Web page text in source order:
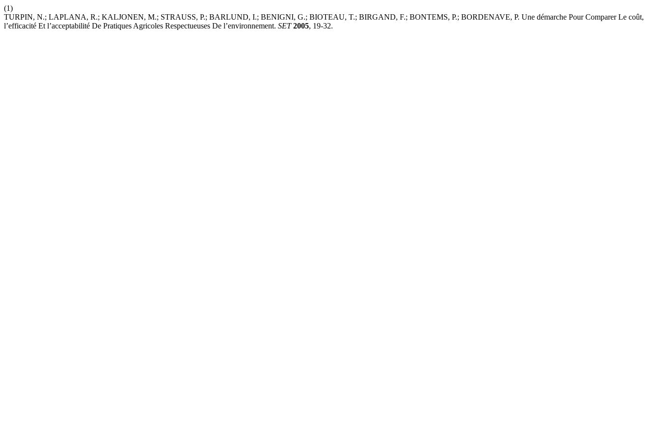
(1)
TURPIN, N.; LAPLANA, R.; KALJONEN, M.; STRAUSS, P.; BARLUND, I.; BENIGNI, G.; BIOTEAU, T.; BIRGAND, F.; BONTEMS, P.; BORDENAVE, P. Une démarche Pour Comparer Le coût,
l’efficacité Et l’acceptabilité De Pratiques Agricoles Respectueuses De l’environnement. SET 2005, 19-32.